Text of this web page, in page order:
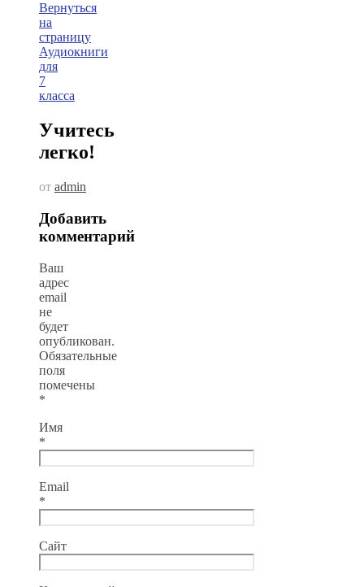
Вернуться
на
страницу
Аудиокниги
для
7
класса
Учитесь
легко!
от admin
Добавить
комментарий
Ваш
адрес
email
не
будет
опубликован.
Обязательные
поля
помечены
*
Имя
*
Email
*
Сайт